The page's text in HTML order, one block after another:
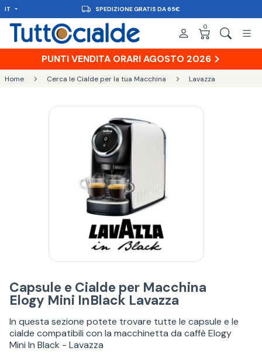
IT CONSEGNA IN 48H
0
PUNTI VENDITA ORARI AGOSTO 2026
Home Cerca le Cialde per la tua Macchina Lavazza
Capsule e Cialde per Macchina
Elogy Mini InBlack Lavazza
In questa sezione potete trovare tutte le capsule e le
cialde compatibili con la macchinetta da caffè Elogy
Mini In Black - Lavazza